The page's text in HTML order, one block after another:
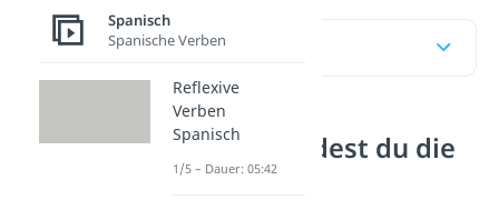
Inhaltsübersicht
Wann verwendest du die
spanischen
Spanisch
Spanische Verben
Reflexive
Verben
Spanisch
1/5 – Dauer: 05:42